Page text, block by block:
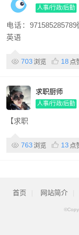
人事/行政/后勤
电话：
英语
703 浏览 18 点
求职厨师
人事/行政/后勤
【求职
763 浏览 13 点
首页 网站简介